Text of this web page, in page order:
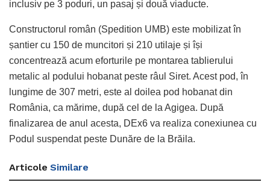
inclusiv pe 3 poduri, un pasaj și două viaducte.
Constructorul român (Spedition UMB) este mobilizat în
șantier cu 150 de muncitori și 210 utilaje și își
concentrează acum eforturile pe montarea tablierului
metalic al podului hobanat peste râul Siret. Acest pod, în
lungime de 307 metri, este al doilea pod hobanat din
România, ca mărime, după cel de la Agigea. După
finalizarea de anul acesta, DEx6 va realiza conexiunea cu
Podul suspendat peste Dunăre de la Brăila.
Articole Similare